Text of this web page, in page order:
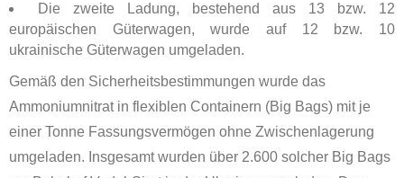
Die zweite Ladung, bestehend aus 13 bzw. 12
europäischen Güterwagen, wurde auf 12 bzw. 10
ukrainische Güterwagen umgeladen.
Gemäß den Sicherheitsbestimmungen wurde das
Ammoniumnitrat in flexiblen Containern (Big Bags) mit je
einer Tonne Fassungsvermögen ohne Zwischenlagerung
umgeladen. Insgesamt wurden über 2.600 solcher Big Bags